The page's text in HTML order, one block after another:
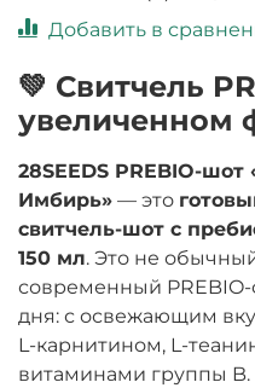
Добавить в
💚 Свитчель
увеличенном
28SEEDS PREBIO-
Имбирь» — это
свитчель-шот с
150 мл. Это не
современный
дня: с освежающим
L-карнитином, L-
витаминами группы B.